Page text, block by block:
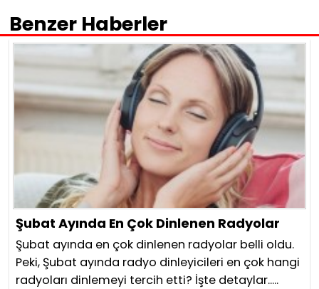
Benzer Haberler
Şubat Ayında En Çok Dinlenen Radyolar
Şubat ayında en çok dinlenen radyolar belli oldu.
Peki, Şubat ayında radyo dinleyicileri en çok hangi
radyoları dinlemeyi tercih etti? İşte detaylar.....